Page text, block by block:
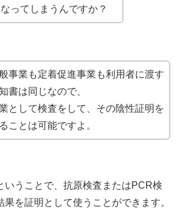
ってしまうんですか？
事業も定着促進事業も利用者に渡す
書は同じなので、
として検査をして、その陰性証明を
ことは可能ですよ。
いうことで、抗原検査またはPCR検
を証明として使うことができます。